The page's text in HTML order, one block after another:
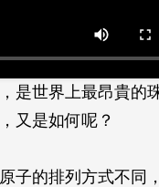
是世界上最昂貴的
又是如何呢？
子的排列方式不同